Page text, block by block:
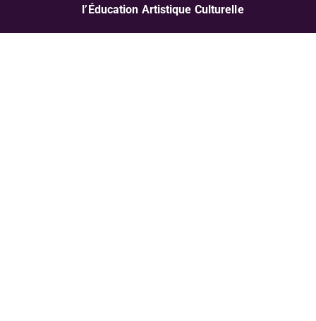
l’Éducation Artistique Culturelle